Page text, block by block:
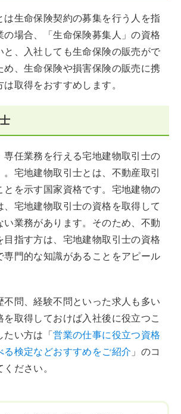
は生命保険契約の募集を行う人を指
の場合、「生命保険募集人」の資格
と、入社しても生命保険の販売がで
め、生命保険や損害保険の販売に携
取得をおすすめします。
専任業務を行える宅地建物取引士の
宅地建物取引士とは、不動産取引
とを示す国家資格です。宅地建物の
、宅地建物取引士の資格を取得して
い業務があります。そのため、不動
目指す方は、宅地建物取引士の資格
専門的な知識があることをアピール
不問、経験不問といった求人も多い
取得しておけば入社後に役立つこ
たい方は「営業の仕事に役立つ資格
る検定などおすすめをご紹介 」のコ
ださい。